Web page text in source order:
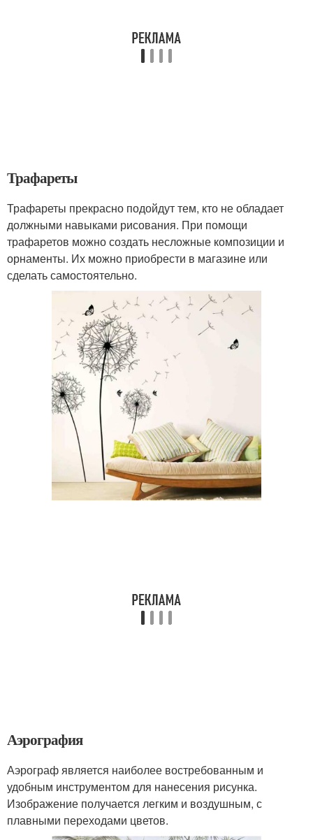
Трафареты
Трафареты прекрасно подойдут тем, кто не обладает
должными навыками рисования. При помощи
трафаретов можно создать несложные композиции и
орнаменты. Их можно приобрести в магазине или
сделать самостоятельно.
Аэрография
Аэрограф является наиболее востребованным и
удобным инструментом для нанесения рисунка.
Изображение получается легким и воздушным, с
плавными переходами цветов.